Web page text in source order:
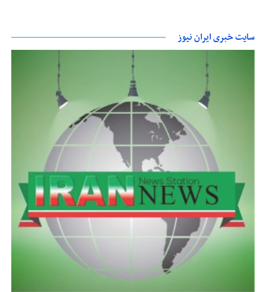
سایت خبری ایران نیوز